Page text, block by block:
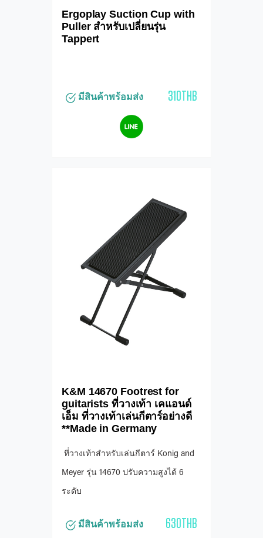
Ergoplay Suction Cup with
Puller สำหรับเปลี่ยนรุ่น
Tappert
มีสินค้าพร้อมส่ง 310THB
K&M 14670 Footrest for
guitarists ที่วางเท้า เคแอนด์
เอ็ม ที่วางเท้าเล่นกีตาร์อย่างดี
**Made in Germany
ที่วางเท้าสำหรับเล่นกีตาร์ Konig and
Meyer รุ่น 14670 ปรับความสูงได้ 6
ระดับ
มีสินค้าพร้อมส่ง 630THB